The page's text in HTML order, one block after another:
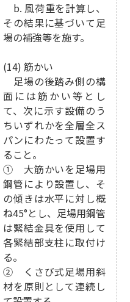
b. 風荷重を計算し、
その結果に基づいて足
場の補強等を施す。
(14) 筋かい
足場の後踏み側の構
面には筋かい等とし
て、次に示す設備のう
ちいずれかを全層全ス
パンにわたって設置す
ること。
① 大筋かいを足場用
鋼管により設置し、そ
の傾きは水平に対し概
ね45°とし、足場用鋼管
は緊結金具を使用して
各緊結部支柱に取付け
る。
② くさび式足場用斜
材を原則として連続し